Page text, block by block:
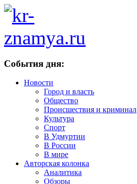
События дня:
Новости
Город и власть
Общество
Происшествия и криминал
Культура
Спорт
В Удмуртии
В России
В мире
Авторская колонка
Аналитика
Обзоры